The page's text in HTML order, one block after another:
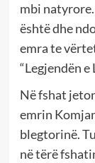
mbi natyrore.
është dhe
emra te
“Legjendën e
Në fshat
emrin
blegtorinë.
në tërë